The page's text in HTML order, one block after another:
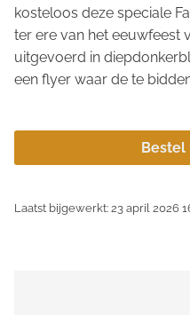
kosteloos deze speciale
ter ere van het eeuwfeest
uitgevoerd in
een flyer waar de te
Bestel
Laatst bijgewerkt: 23 april 2026